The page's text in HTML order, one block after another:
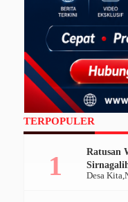
TERPOPULER
Desa Kita
Ratusan